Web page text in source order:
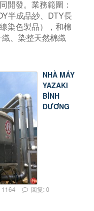
開發。業務範圍：
半成品紗、DTY長
染色製品），和棉
、染整天然棉織
NHÀ MÁY
YAZAKI
BÌNH
DƯƠNG
1164 回复: 0